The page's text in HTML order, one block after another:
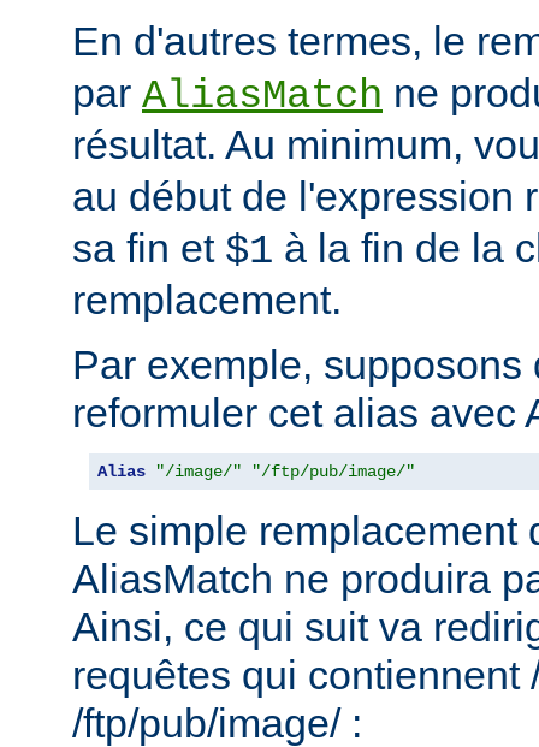
En d'autres termes, le
par AliasMatch ne
résultat. Au minimum,
au début de l'expression
sa fin et $1 à la fin de la
remplacement.
Par exemple,
reformuler cet alias avec
Alias "/image/" "/ftp/pub/image/"
Le simple remplacement
AliasMatch ne produira
Ainsi, ce qui suit va
requêtes qui contiennent
/ftp/pub/image/ :